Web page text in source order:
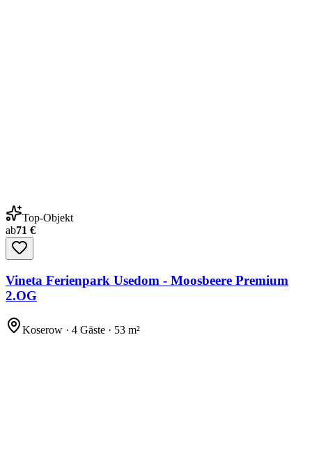
Top-Objekt
ab71 €
Vineta Ferienpark Usedom - Moosbeere Premium
2.OG
Koserow · 4 Gäste · 53 m²